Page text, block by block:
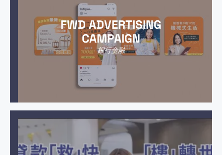
FWD ADVERTISING
CAMPAIGN
銀行金融